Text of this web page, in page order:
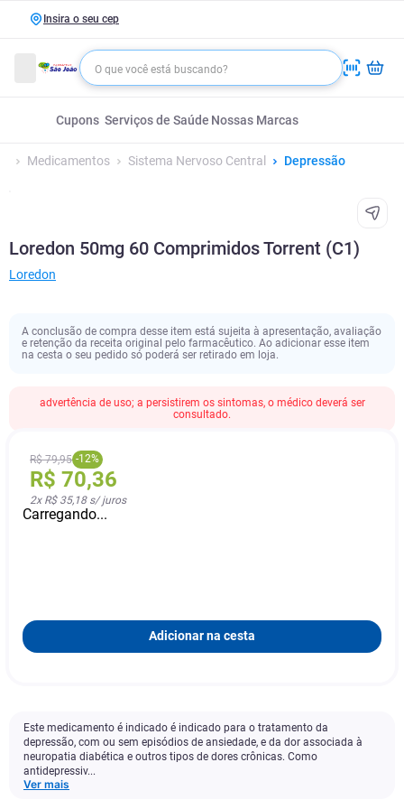
Insira o seu cep
Cupons Serviços de Saúde Nossas Marcas
Medicamentos Sistema Nervoso Central Depressão
Loredon 50mg 60 Comprimidos Torrent (C1)
Loredon
A conclusão de compra desse item está sujeita à apresentação, avaliação
e retenção da receita original pelo farmacêutico. Ao adicionar esse item
na cesta o seu pedido só poderá ser retirado em loja.
advertência de uso; a persistirem os sintomas, o médico deverá ser
consultado.
R$ 79,95 -12%
R$ 70,36
2x R$ 35,18s/ juros
Carregando...
Adicionar na cesta
Este medicamento é indicado é indicado para o tratamento da
depressão, com ou sem episódios de ansiedade, e da dor associada à
neuropatia diabética e outros tipos de dores crônicas. Como
antidepressiv...
Ver mais